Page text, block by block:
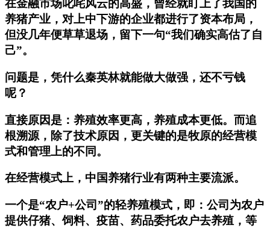
在金融市场叱咤风云的高盛，曾经就盯上了我国的
养猪产业，对上中下游的企业都进行了资本布局，
但没几年便草草退场，留下一句“我们确实高估了自
己”。
问题是，凭什么秦英林就能做大做强，还不亏钱
呢？
直接原因是：养殖效率更高，养殖成本更低。而追
根溯源，除了技术原因，更关键的是牧原的经营模
式和管理上的不同。
在经营模式上，中国养猪行业有两种主要流派。
一个是“农户+公司”的轻养殖模式，即：公司为农户
提供仔猪、饲料、疫苗、药品委托农户去养殖，等